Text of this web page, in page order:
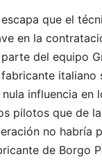
que el
en la
del equipo
italiano
influencia en
pilotos que de
no habría
de Borgo